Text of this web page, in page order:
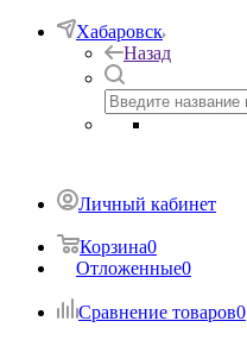
Хабаровск
Назад
Личный кабинет
Корзина0
Отложенные0
Сравнение товаров0